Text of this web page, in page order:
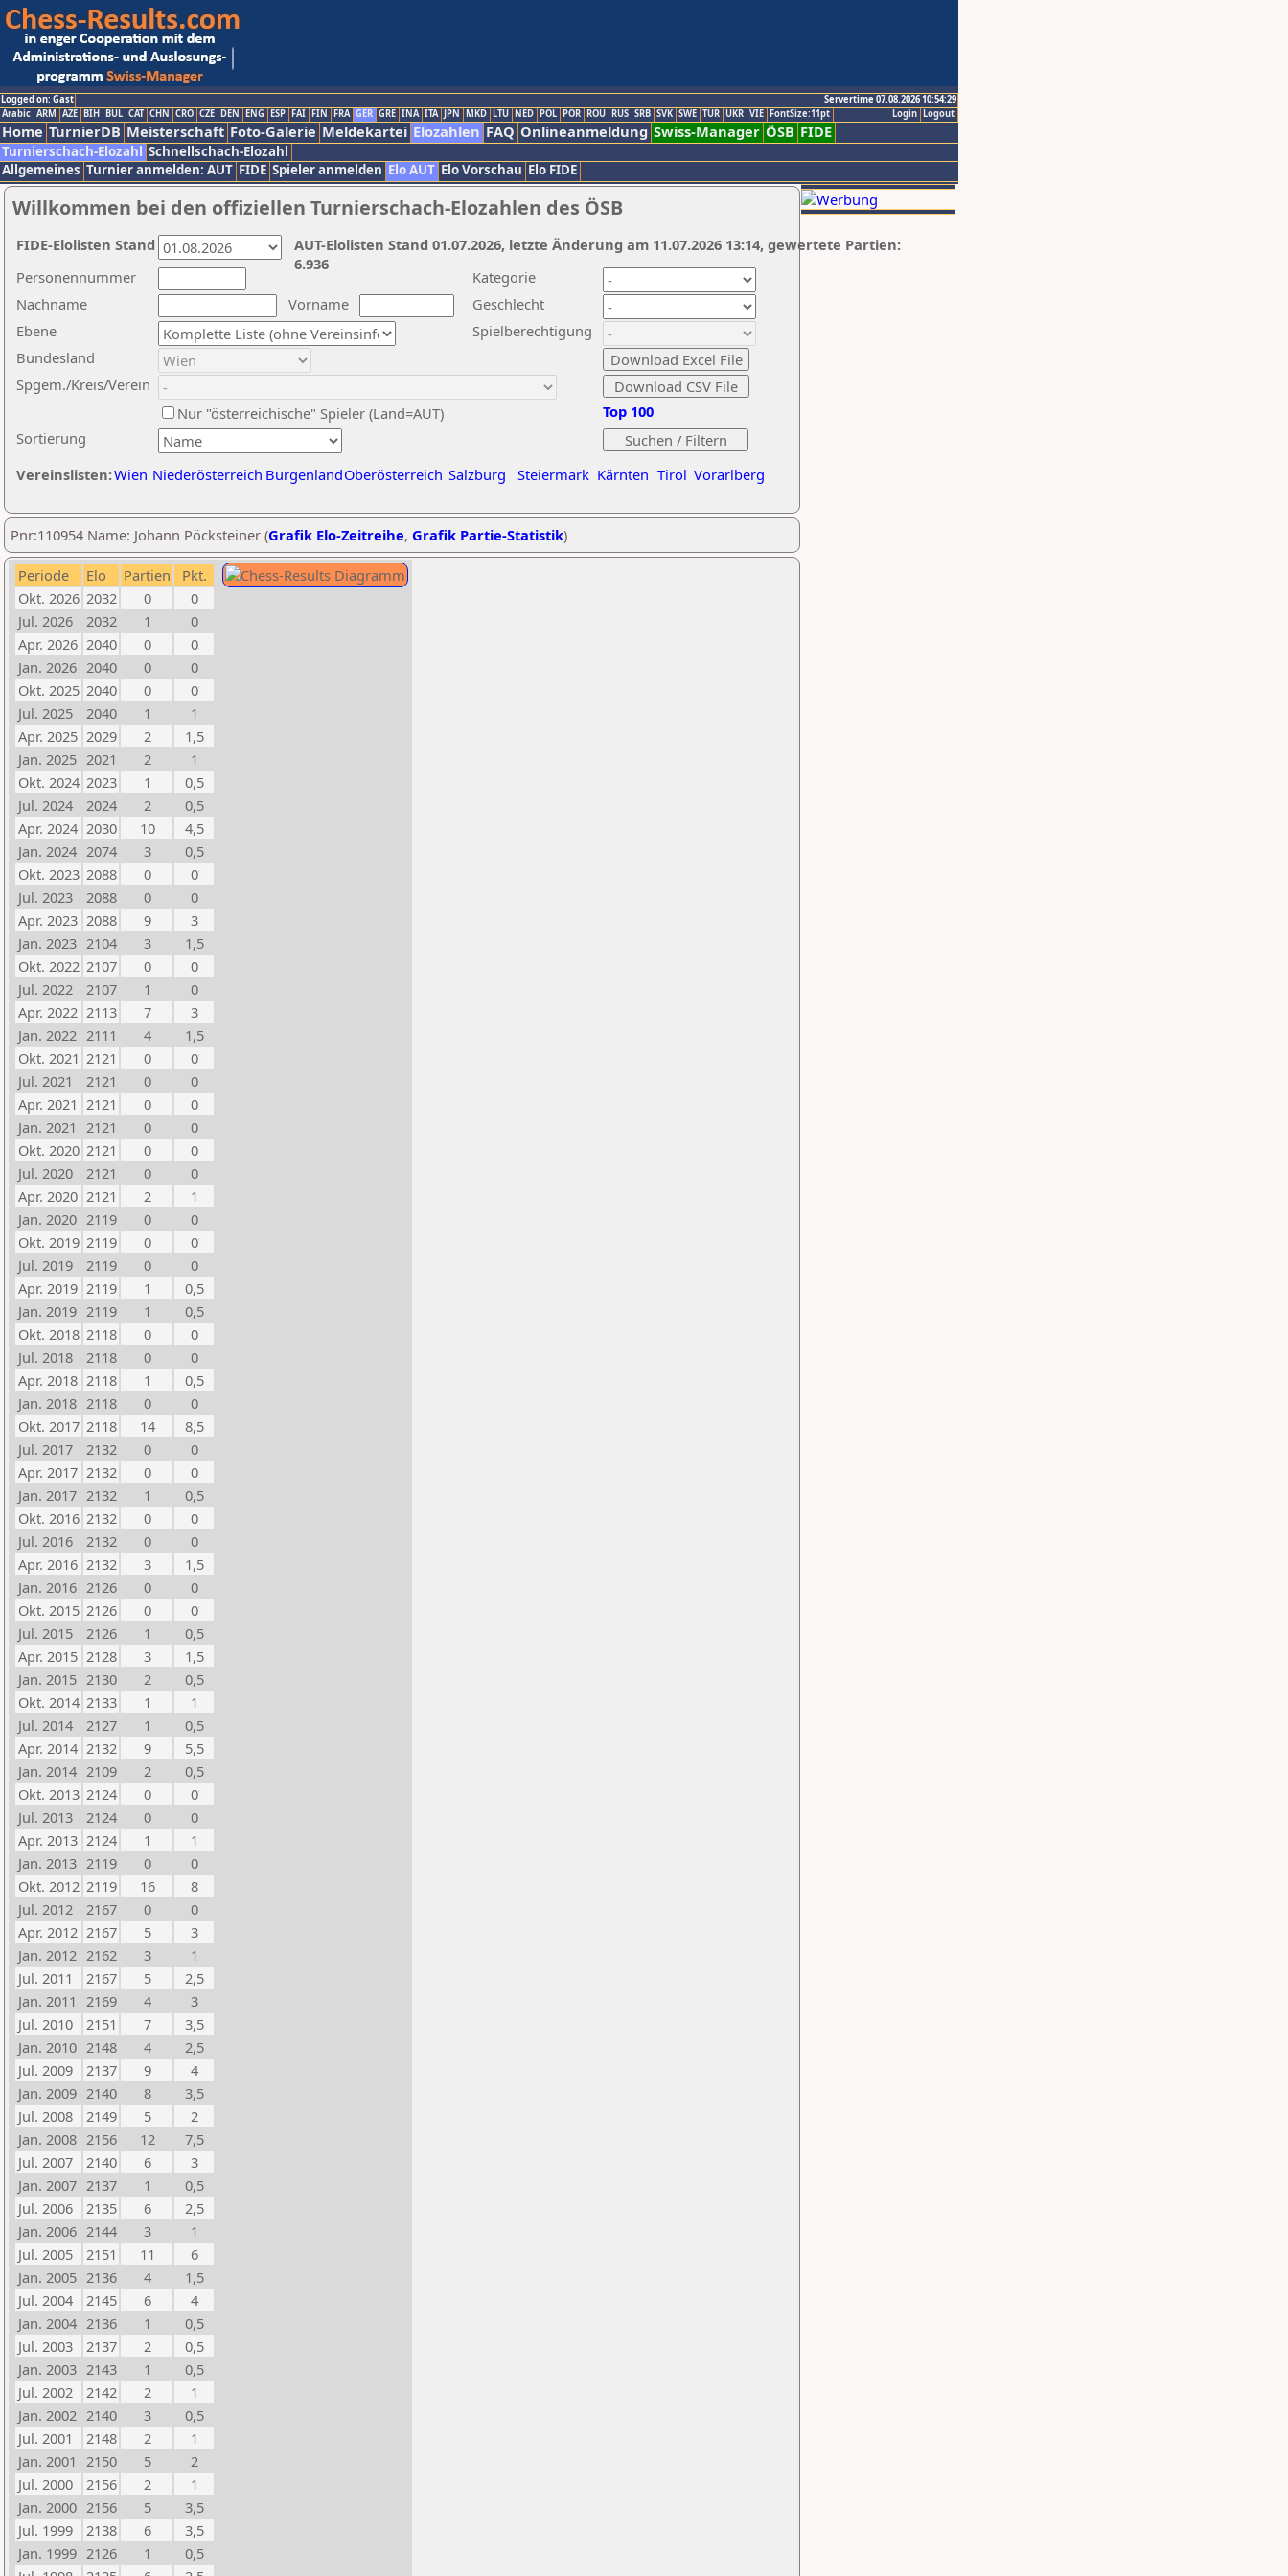
Logged on: Gast
Servertime 07.08.2026 10:54:29
Logout
Login
Arabic ARM AZE BIH BUL CAT CHN CRO CZE DEN ENG ESP FAI FIN FRA GER GRE INA ITA JPN MKD LTU NED POL POR ROU RUS SRB SVK SWE TUR UKR VIE FontSize:11pt
Home TurnierDB Meisterschaft Foto-Galerie Meldekartei Elozahlen FAQ Onlineanmeldung Swiss-Manager ÖSB FIDE
Turnierschach-Elozahl Schnellschach-Elozahl
Allgemeines Turnier anmelden: AUT FIDE Spieler anmelden Elo AUT Elo Vorschau Elo FIDE
Willkommen bei den offiziellen Turnierschach-Elozahlen des ÖSB
Nachname
Vorname
Ebene
Kategorie
Sortierung
Personennummer
Bundesland
Spgem./Kreis/Verein
Geschlecht
Nur "österreichische" Spieler (Land=AUT)
Spielberechtigung
Vereinslisten:Wien Niederösterreich BurgenlandOberösterreich Salzburg Steiermark Kärnten Tirol Vorarlberg
Top 100
AUT-Elolisten Stand 01.07.2026, letzte Änderung am 11.07.2026 13:14, gewertete Partien:
6.936
FIDE-Elolisten Stand
Pnr:110954 Name: Johann Pöcksteiner (Grafik Elo-Zeitreihe, Grafik Partie-Statistik)
Periode Elo Partien
Pkt.
Okt. 2026 2032 0
0
Jul. 2026
2032 1
0
Apr. 2026 2040 0
0
Jan. 2026 2040 0
0
Okt. 2025 2040 0
0
Jul. 2025
2040 1
1
Apr. 2025 2029 2
1,5
Jan. 2025 2021 2
1
Okt. 2024 2023 1
0,5
Jul. 2024
2024 2
0,5
Apr. 2024 2030 10
4,5
Jan. 2024 2074 3
0,5
Okt. 2023 2088 0
0
Jul. 2023
2088 0
0
Apr. 2023 2088 9
3
Jan. 2023 2104 3
1,5
Okt. 2022 2107 0
0
Jul. 2022
2107 1
0
Apr. 2022 2113 7
3
Jan. 2022 2111 4
1,5
Okt. 2021 2121 0
0
Jul. 2021
2121 0
0
Apr. 2021 2121 0
0
Jan. 2021 2121 0
0
Okt. 2020 2121 0
0
Jul. 2020
2121 0
0
Apr. 2020 2121 2
1
Jan. 2020 2119 0
0
Okt. 2019 2119 0
0
Jul. 2019
2119 0
0
Apr. 2019 2119 1
0,5
Jan. 2019 2119 1
0,5
Okt. 2018 2118 0
0
Jul. 2018
2118 0
0
Apr. 2018 2118 1
0,5
Jan. 2018 2118 0
0
Okt. 2017 2118 14
8,5
Jul. 2017
2132 0
0
Apr. 2017 2132 0
0
Jan. 2017 2132 1
0,5
Okt. 2016 2132 0
0
Jul. 2016
2132 0
0
Apr. 2016 2132 3
1,5
Jan. 2016 2126 0
0
Okt. 2015 2126 0
0
Jul. 2015
2126 1
0,5
Apr. 2015 2128 3
1,5
Jan. 2015 2130 2
0,5
Okt. 2014 2133 1
1
Jul. 2014
2127 1
0,5
Apr. 2014 2132 9
5,5
Jan. 2014 2109 2
0,5
Okt. 2013 2124 0
0
Jul. 2013
2124 0
0
Apr. 2013 2124 1
1
Jan. 2013 2119 0
0
Okt. 2012 2119 16
8
Jul. 2012
2167 0
0
Apr. 2012 2167 5
3
Jan. 2012 2162 3
1
Jul. 2011
2167 5
2,5
Jan. 2011 2169 4
3
Jul. 2010
2151 7
3,5
Jan. 2010 2148 4
2,5
Jul. 2009
2137 9
4
Jan. 2009 2140 8
3,5
Jul. 2008
2149 5
2
Jan. 2008 2156 12
7,5
Jul. 2007
2140 6
3
Jan. 2007 2137 1
0,5
Jul. 2006
2135 6
2,5
Jan. 2006 2144 3
1
Jul. 2005
2151 11
6
Jan. 2005 2136 4
1,5
Jul. 2004
2145 6
4
Jan. 2004 2136 1
0,5
Jul. 2003
2137 2
0,5
Jan. 2003 2143 1
0,5
Jul. 2002
2142 2
1
Jan. 2002 2140 3
0,5
Jul. 2001
2148 2
1
Jan. 2001 2150 5
2
Jul. 2000
2156 2
1
Jan. 2000 2156 5
3,5
Jul. 1999
2138 6
3,5
Jan. 1999 2126 1
0,5